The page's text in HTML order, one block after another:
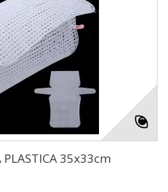
PLASTICA 35x33cm